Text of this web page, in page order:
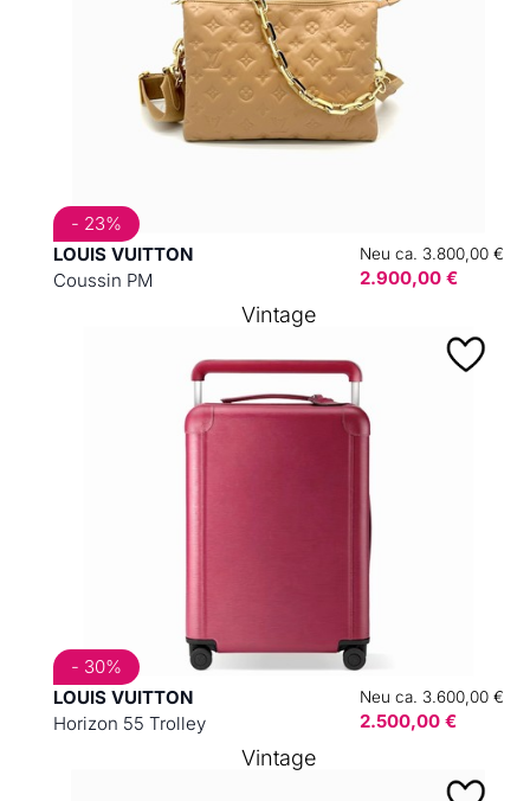
LOUIS VUITTON
Coussin PM
Neu ca. 3.800,00 €
2.900,00 €
- 23%
LOUIS VUITTON
Horizon 55 Trolley
Neu ca. 3.600,00 €
2.500,00 €
- 30%
Vintage
Vintage